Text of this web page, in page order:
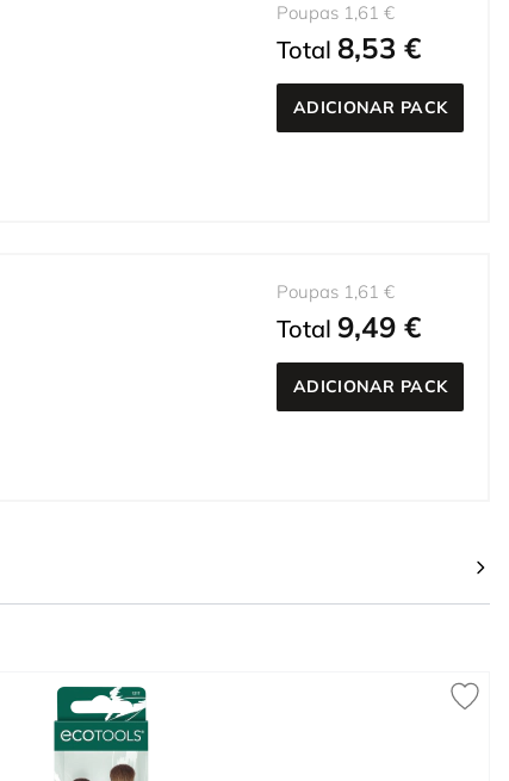
Poupas 1,61 €
Total 8,53 €
ADICIONAR PACK
Poupas 1,61 €
Total 9,49 €
ADICIONAR PACK